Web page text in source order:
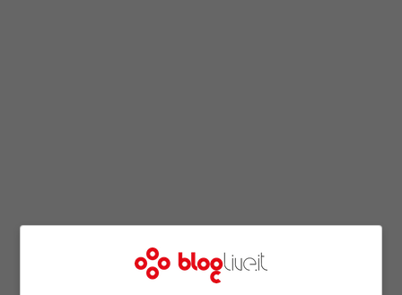
La ripresa inizia sulla falsa riga del primo
tempo con laLazioche costringe l’Apollon